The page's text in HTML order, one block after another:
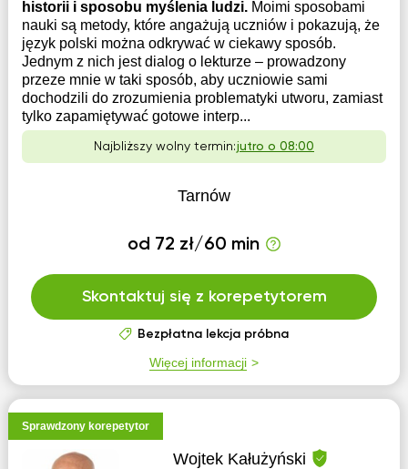
historii i sposobu myślenia ludzi. Moimi sposobami
nauki są metody, które angażują uczniów i pokazują, że
język polski można odkrywać w ciekawy sposób.
Jednym z nich jest dialog o lekturze – prowadzony
przeze mnie w taki sposób, aby uczniowie sami
dochodzili do zrozumienia problematyki utworu, zamiast
tylko zapamiętywać gotowe interp...
Najbliższy wolny termin:jutro o 08:00
Tarnów
od 72 zł/60 min
Skontaktuj się z korepetytorem
Bezpłatna lekcja próbna
Więcej informacji
Sprawdzony korepetytor
Wojtek Kałużyński